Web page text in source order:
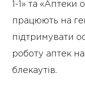
1-1» та «Аптеки
працюють на
підтримувати
роботу аптек
блекаутів.